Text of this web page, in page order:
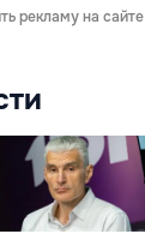
рекламу на сайте